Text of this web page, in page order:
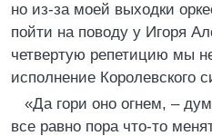
но из-за моей выходки
пойти на поводу у Игоря
четвертую репетицию мы
исполнение Королевского
«Да гори оно огнем, –
все равно пора что-то